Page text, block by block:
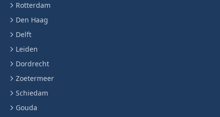
Rotterdam
Den Haag
Delft
Leiden
Dordrecht
Zoetermeer
Schiedam
Gouda